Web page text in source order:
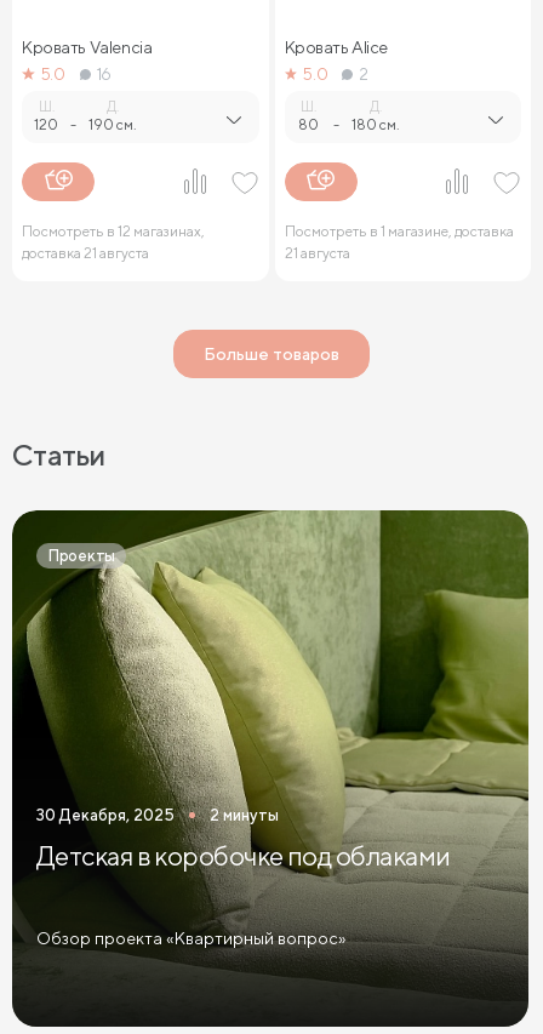
Кровать Valencia
5.0
16
Ш.
120 -
Д.
190 см.
Посмотреть в 12 магазинах,
доставка 21 августа
Кровать Alice
5.0
2
Ш.
80 -
Д.
180 см.
Посмотреть в 1 магазине, доставка
21 августа
Больше товаров
Статьи
Проекты
30 Декабря, 2025 2 минуты
Детская в коробочке под облаками
Обзор проекта «Квартирный вопрос»